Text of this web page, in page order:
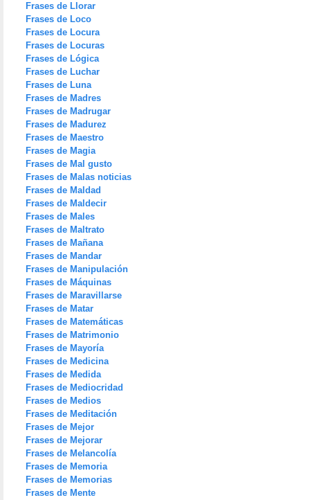
Frases de Llorar
Frases de Loco
Frases de Locura
Frases de Locuras
Frases de Lógica
Frases de Luchar
Frases de Luna
Frases de Madres
Frases de Madrugar
Frases de Madurez
Frases de Maestro
Frases de Magia
Frases de Mal gusto
Frases de Malas noticias
Frases de Maldad
Frases de Maldecir
Frases de Males
Frases de Maltrato
Frases de Mañana
Frases de Mandar
Frases de Manipulación
Frases de Máquinas
Frases de Maravillarse
Frases de Matar
Frases de Matemáticas
Frases de Matrimonio
Frases de Mayoría
Frases de Medicina
Frases de Medida
Frases de Mediocridad
Frases de Medios
Frases de Meditación
Frases de Mejor
Frases de Mejorar
Frases de Melancolía
Frases de Memoria
Frases de Memorias
Frases de Mente